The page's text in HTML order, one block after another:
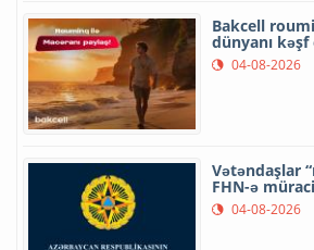
Bakcell
dünyanı kəşf
04-08-2026
Vətəndaşlar
FHN-ə
04-08-2026